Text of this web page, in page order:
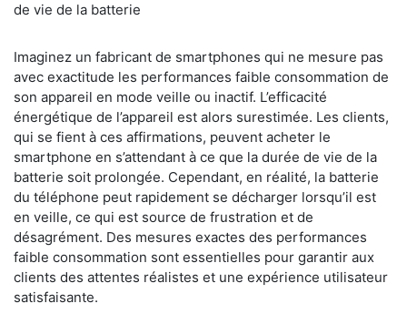
de vie de la batterie
Imaginez un fabricant de smartphones qui ne mesure pas
avec exactitude les performances faible consommation de
son appareil en mode veille ou inactif. L’efficacité
énergétique de l’appareil est alors surestimée. Les clients,
qui se fient à ces affirmations, peuvent acheter le
smartphone en s’attendant à ce que la durée de vie de la
batterie soit prolongée. Cependant, en réalité, la batterie
du téléphone peut rapidement se décharger lorsqu’il est
en veille, ce qui est source de frustration et de
désagrément. Des mesures exactes des performances
faible consommation sont essentielles pour garantir aux
clients des attentes réalistes et une expérience utilisateur
satisfaisante.